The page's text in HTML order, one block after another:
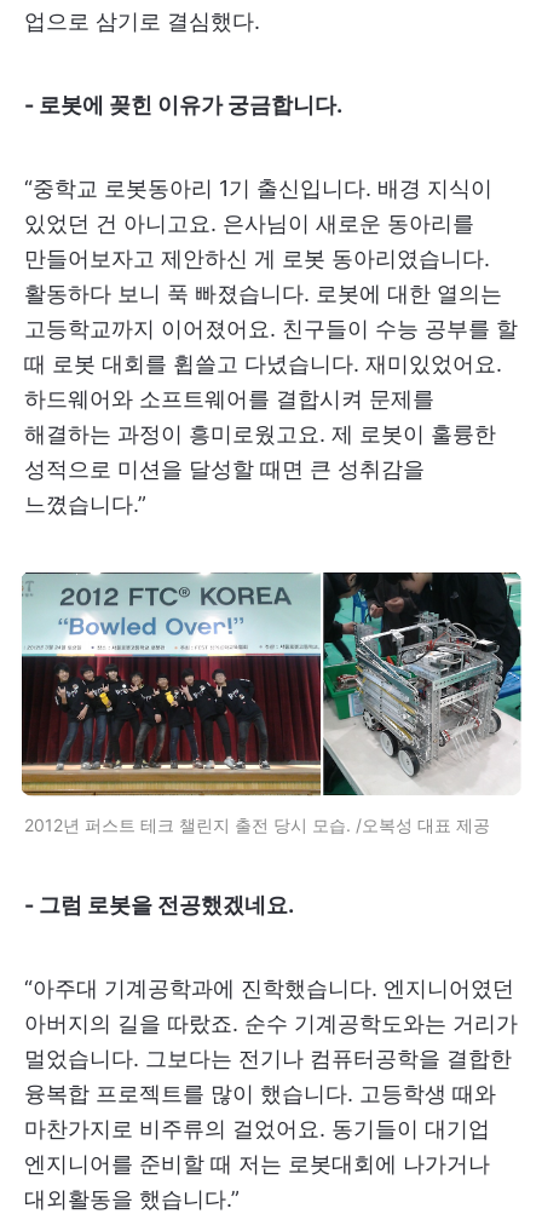
업으로 삼기로 결심했다.
- 로봇에 꽂힌 이유가 궁금합니다.
“중학교 로봇동아리 1기 출신입니다. 배경 지식이
있었던 건 아니고요. 은사님이 새로운 동아리를
만들어보자고 제안하신 게 로봇 동아리였습니다.
활동하다 보니 푹 빠졌습니다. 로봇에 대한 열의는
고등학교까지 이어졌어요. 친구들이 수능 공부를 할
때 로봇 대회를 휩쓸고 다녔습니다. 재미있었어요.
하드웨어와 소프트웨어를 결합시켜 문제를
해결하는 과정이 흥미로웠고요. 제 로봇이 훌륭한
성적으로 미션을 달성할 때면 큰 성취감을
느꼈습니다.”
2012년 퍼스트 테크 챌린지 출전 당시 모습. /오복성 대표 제공
- 그럼 로봇을 전공했겠네요.
“아주대 기계공학과에 진학했습니다. 엔지니어였던
아버지의 길을 따랐죠. 순수 기계공학도와는 거리가
멀었습니다. 그보다는 전기나 컴퓨터공학을 결합한
융복합 프로젝트를 많이 했습니다. 고등학생 때와
마찬가지로 비주류의 걸었어요. 동기들이 대기업
엔지니어를 준비할 때 저는 로봇대회에 나가거나
대외활동을 했습니다.”